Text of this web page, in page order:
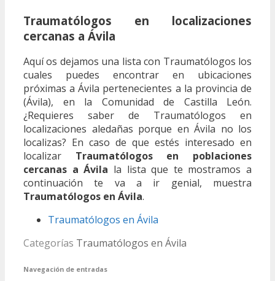
Traumatólogos en localizaciones
cercanas a Ávila
Aquí os dejamos una lista con Traumatólogos los
cuales puedes encontrar en ubicaciones
próximas a Ávila pertenecientes a la provincia de
(Ávila), en la Comunidad de Castilla León.
¿Requieres saber de Traumatólogos en
localizaciones aledañas porque en Ávila no los
localizas? En caso de que estés interesado en
localizar Traumatólogos en poblaciones
cercanas a Ávila la lista que te mostramos a
continuación te va a ir genial, muestra
Traumatólogos en Ávila.
Traumatólogos en Ávila
Categorías Traumatólogos en Ávila
Navegación de entradas